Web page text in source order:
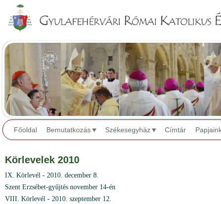
Főoldal Bemutatkozás Székesegyház Címtár
Körlevelek 2010
IX. Körlevél - 2010. december 8.
Szent Erzsébet-gyűjtés november 14-én
VIII. Körlevél - 2010. szeptember 12.